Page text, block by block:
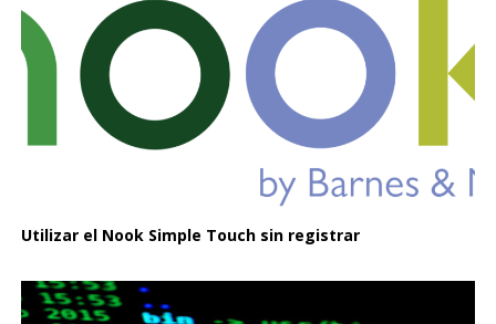
Utilizar el Nook Simple Touch sin registrar